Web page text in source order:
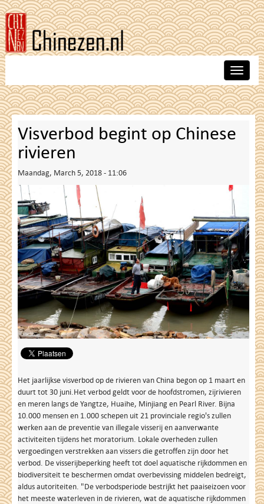
Skip
to
main
content
Toggle
Visverbod begint op Chinese
rivieren
Maandag, March 5, 2018 - 11:06
Het jaarlijkse visverbod op de rivieren van China begon op 1 maart en
duurt tot 30 juni.Het verbod geldt voor de hoofdstromen, zijrivieren
en meren langs de Yangtze, Huaihe, Minjiang en Pearl River. Bijna
10.000 mensen en 1.000 schepen uit 21 provinciale regio's zullen
werken aan de preventie van illegale visserij en aanverwante
activiteiten tijdens het moratorium. Lokale overheden zullen
vergoedingen verstrekken aan vissers die getroffen zijn door het
verbod. De visserijbeperking heeft tot doel aquatische rijkdommen en
biodiversiteit te beschermen omdat overbevissing middelen bedreigt,
aldus autoriteiten. "De verbodsperiode bestrijkt het paaiseizoen voor
het meeste waterleven in de rivieren, wat de aquatische rijkdommen